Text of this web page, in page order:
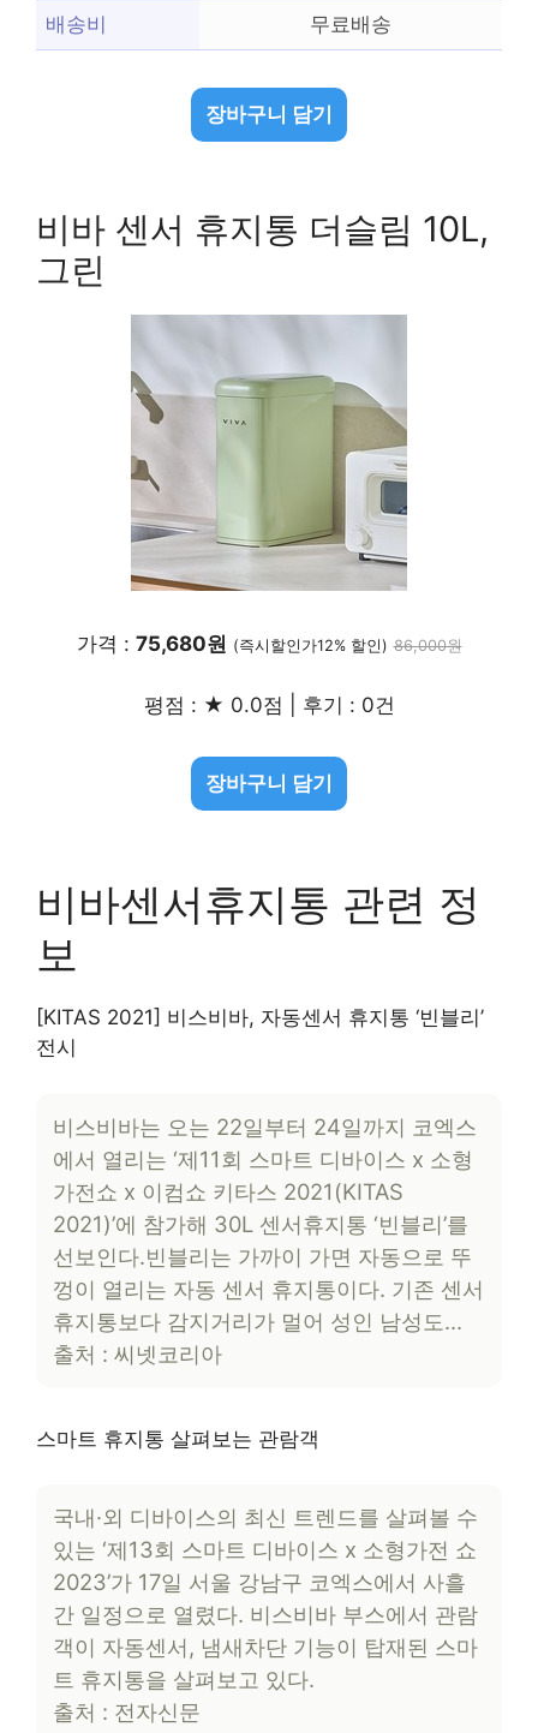
배송비 무료배송
장바구니 담기
비바 센서 휴지통 더슬림 10L,
그린
가격 : 75,680원 (즉시할인가12% 할인) 86,000원
평점 : ★ 0.0점 | 후기 : 0건
장바구니 담기
비바센서휴지통 관련 정
보
[KITAS 2021] 비스비바, 자동센서 휴지통 ‘빈블리’
전시
비스비바는 오는 22일부터 24일까지 코엑스
에서 열리는 ‘제11회 스마트 디바이스 x 소형
가전쇼 x 이컴쇼 키타스 2021(KITAS
2021)’에 참가해 30L 센서휴지통 ‘빈블리’를
선보인다.빈블리는 가까이 가면 자동으로 뚜
껑이 열리는 자동 센서 휴지통이다. 기존 센서
휴지통보다 감지거리가 멀어 성인 남성도…
출처 : 씨넷코리아
스마트 휴지통 살펴보는 관람객
국내·외 디바이스의 최신 트렌드를 살펴볼 수
있는 ‘제13회 스마트 디바이스 x 소형가전 쇼
2023’가 17일 서울 강남구 코엑스에서 사흘
간 일정으로 열렸다. 비스비바 부스에서 관람
객이 자동센서, 냄새차단 기능이 탑재된 스마
트 휴지통을 살펴보고 있다.
출처 : 전자신문